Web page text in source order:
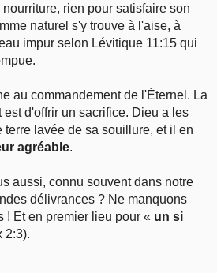
rien pour satisfaire son
naturel s'y trouve à l'aise, à
impur selon Lévitique 11:15 qui
au commandement de l'Éternel. La
d'offrir un sacrifice. Dieu a les
terre lavée de sa souillure, et il en
agréable.
aussi, connu souvent dans notre
délivrances ? Ne manquons
! Et en premier lieu pour « un si
2:3).